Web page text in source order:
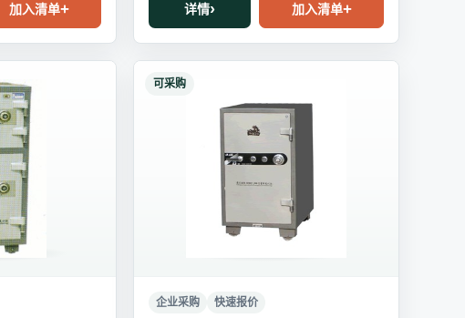
加入清单 详情 加入清单
可采购
企业采购 快速报价